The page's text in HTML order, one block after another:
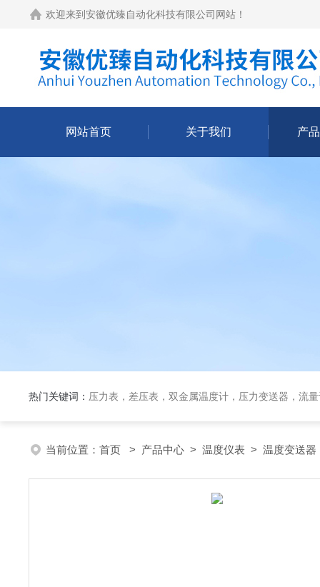
欢迎来到 安徽优臻自动化科技有限公司网站 ！
网站首页 关于我们 产
热门关键词： 压力表，差压表，双金属温度计，压力变送器，流
当前位置： 首页 > 产品中心 > 温度仪表 > 温度变送器